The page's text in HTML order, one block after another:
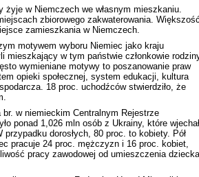
żyje w Niemczech we własnym mieszkaniu.
zbiorowego zakwaterowania. Większość
zamieszkania w Niemczech.
motywem wyboru Niemiec jako kraju
mieszkający w tym państwie członkowie
wymieniane motywy to poszanowanie praw
opieki społecznej, system edukacji, kultura
18 proc. uchodźców stwierdziło, że
br. w niemieckim Centralnym Rejestrze
ponad 1,026 mln osób z Ukrainy, które
dorosłych, 80 proc. to kobiety. Pół
pracuje 24 proc. mężczyzn i 16 proc. kobiet,
pracy zawodowej od umieszczenia dziecka